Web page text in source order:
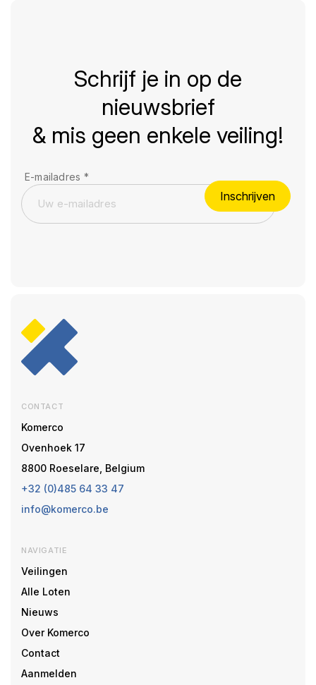
Schrijf je in op de
nieuwsbrief
& mis geen enkele veiling!
E-mailadres *
Inschrijven
CONTACT
Komerco
Ovenhoek 17
8800 Roeselare, Belgium
+32 (0)485 64 33 47
info@komerco.be
NAVIGATIE
Veilingen
Alle Loten
Nieuws
Over Komerco
Contact
Aanmelden